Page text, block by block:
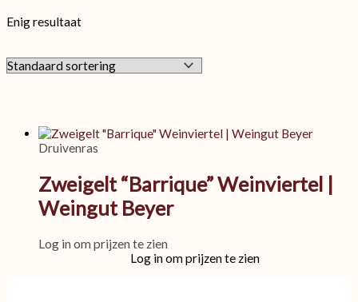
Enig resultaat
Druivenras
Zweigelt “Barrique” Weinviertel |
Weingut Beyer
Log in om prijzen te zien
Log in om prijzen te zien